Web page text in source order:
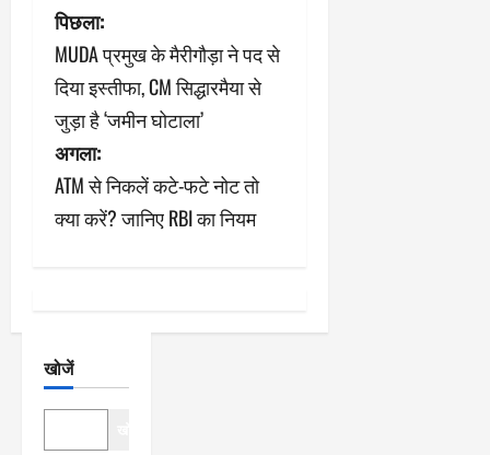
पो
स्ट
ने
वि
गे
पिछला:
MUDA प्रमुख के मैरीगौड़ा ने पद से
दिया इस्तीफा, CM सिद्धारमैया से
जुड़ा है ‘जमीन घोटाला’
अगला:
ATM से निकलें कटे-फटे नोट तो
क्या करें? जानिए RBI का नियम
खोजें